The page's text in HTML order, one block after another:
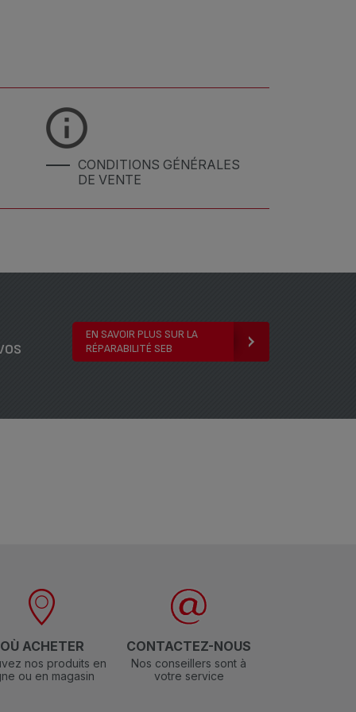
CONDITIONS GÉNÉRALES
DE VENTE
EN SAVOIR PLUS SUR LA
RÉPARABILITÉ SEB
OÙ ACHETER
nos produits en
ou en magasin
CONTACTEZ-NOUS
Nos conseillers sont à
votre service